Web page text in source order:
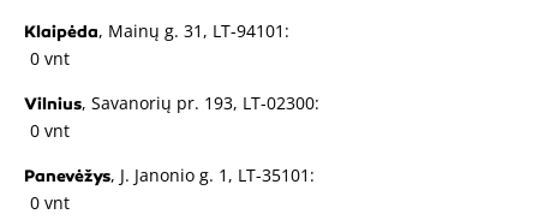
Klaipėda, Mainų g. 31, LT-94101:
0 vnt
Vilnius, Savanorių pr. 193, LT-02300:
0 vnt
Panevėžys, J. Janonio g. 1, LT-35101:
0 vnt